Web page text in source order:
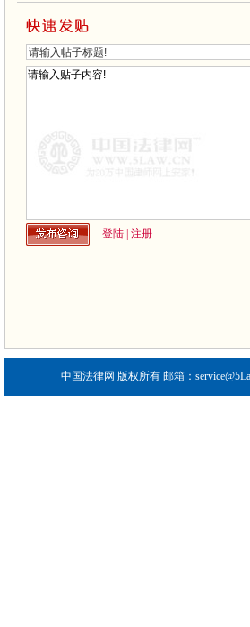
登陆 注册
中国法律网 版权所有 邮箱：